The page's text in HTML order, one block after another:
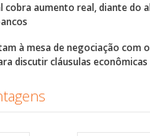
cobra aumento real, diante do
à mesa de negociação com
discutir cláusulas econômicas